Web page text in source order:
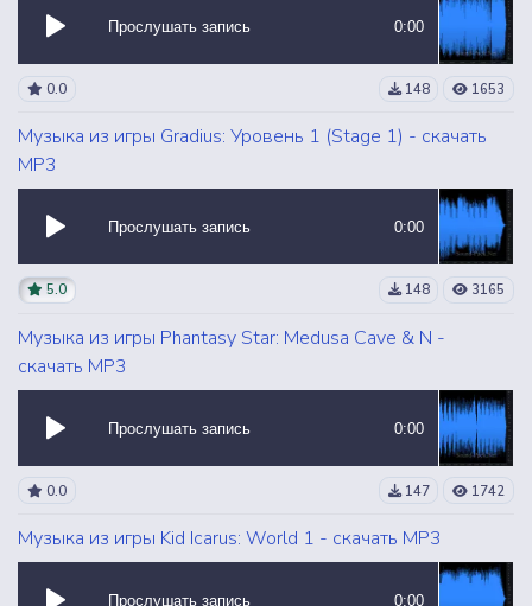
Прослушать запись 0:00
0.0 148 1653
Музыка из игры Gradius: Уровень 1 (Stage 1) - скачать
MP3
Прослушать запись 0:00
5.0 148 3165
Музыка из игры Phantasy Star: Medusa Cave & N -
скачать MP3
Прослушать запись 0:00
0.0 147 1742
Музыка из игры Kid Icarus: World 1 - скачать MP3
Прослушать запись 0:00